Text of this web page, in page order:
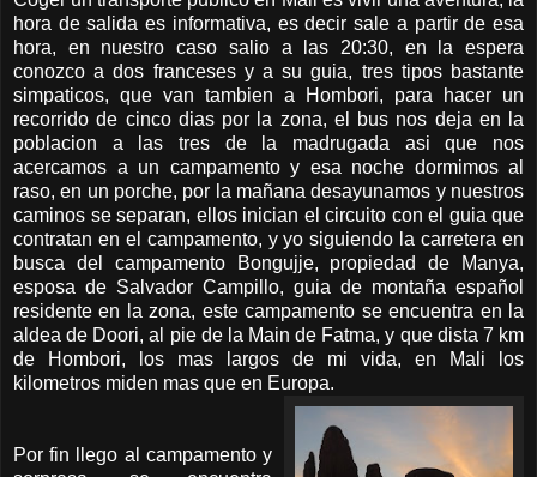
hora de salida es informativa, es decir sale a partir de esa
hora, en nuestro caso salio a las 20:30, en la espera
conozco a dos franceses y a su guia, tres tipos bastante
simpaticos, que van tambien a Hombori, para hacer un
recorrido de cinco dias por la zona, el bus nos deja en la
poblacion a las tres de la madrugada asi que nos
acercamos a un campamento y esa noche dormimos al
raso, en un porche, por la mañana desayunamos y nuestros
caminos se separan, ellos inician el circuito con el guia que
contratan en el campamento, y yo siguiendo la carretera en
busca del campamento Bongujje, propiedad de Manya,
esposa de Salvador Campillo, guia de montaña español
residente en la zona, este campamento se encuentra en la
aldea de Doori, al pie de la Main de Fatma, y que dista 7 km
de Hombori, los mas largos de mi vida, en Mali los
kilometros miden mas que en Europa.
Por fin llego al campamento y